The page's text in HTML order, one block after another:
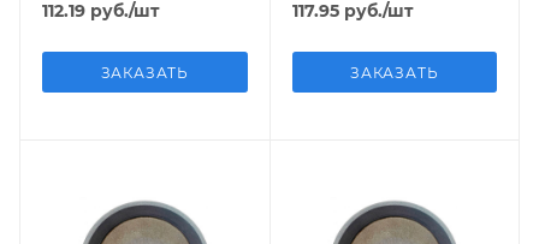
112.19 руб./шт
ЗАКАЗАТЬ
117.95руб./шт
ЗАКАЗАТЬ